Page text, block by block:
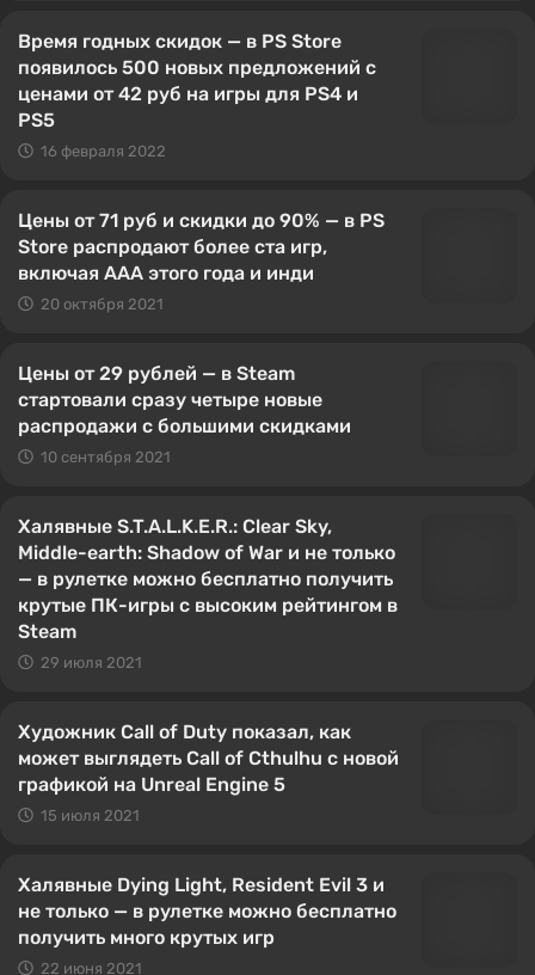
Время годных скидок — в PS Store
появилось 500 новых предложений с
ценами от 42 руб на игры для PS4 и
PS5
16 февраля 2022
Цены от 71 руб и скидки до 90% — в PS
Store распродают более ста игр,
включая AAA этого года и инди
20 октября 2021
Цены от 29 рублей — в Steam
стартовали сразу четыре новые
распродажи с большими скидками
10 сентября 2021
Халявные S.T.A.L.K.E.R.: Clear Sky,
Middle-earth: Shadow of War и не только
— в рулетке можно бесплатно получить
крутые ПК-игры с высоким рейтингом в
Steam
29 июля 2021
Художник Call of Duty показал, как
может выглядеть Call of Cthulhu с новой
графикой на Unreal Engine 5
15 июля 2021
Халявные Dying Light, Resident Evil 3 и
не только — в рулетке можно бесплатно
получить много крутых игр
22 июня 2021